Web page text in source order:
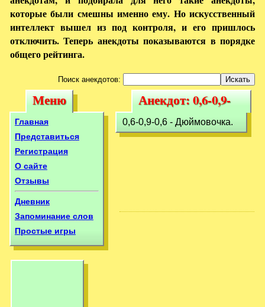
которые были смешны именно ему. Но искусственный
интеллект вышел из под контроля, и его пришлось
отключить. Теперь анекдоты показываются в порядке
общего рейтинга.
Поиск анекдотов:
Меню
Меню
Главная
Представиться
Регистрация
О сайте
Отзывы
Дневник
Запоминание слов
Простые игры
Анекдот: 0,6-0,9-
0,6 - Дюймовочка.
Анекдот: 0,6-0,9-
0,6 - Дюймовочка.
0,6-0,9-0,6 - Дюймовочка.